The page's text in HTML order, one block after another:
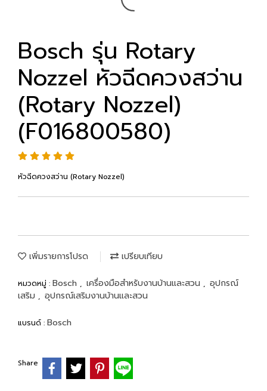
Bosch รุ่น Rotary
Nozzel หัวฉีดควงสว่าน
(Rotary Nozzel)
(F016800580)
หัวฉีดควงสว่าน (Rotary Nozzel)
เพิ่มรายการโปรด เปรียบเทียบ
หมวดหมู่ : Bosch , เครื่องมือสำหรับงานบ้านและสวน , อุปกรณ์
เสริม , อุปกรณ์เสริมงานบ้านและสวน
แบรนด์ : Bosch
Share